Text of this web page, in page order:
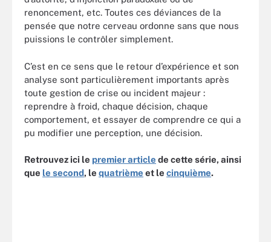
renoncement, etc. Toutes ces déviances de la
pensée que notre cerveau ordonne sans que nous
puissions le contrôler simplement.
C’est en ce sens que le retour d’expérience et son
analyse sont particulièrement importants après
toute gestion de crise ou incident majeur :
reprendre à froid, chaque décision, chaque
comportement, et essayer de comprendre ce qui a
pu modifier une perception, une décision.
Retrouvez ici le premier article de cette série, ainsi
que le second, le quatrième et le cinquième.